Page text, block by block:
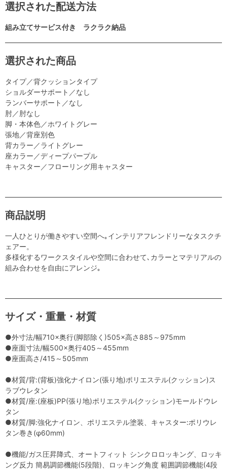
選択された配送方法
組み立てサービス付き ラクラク納品
選択された商品
タイプ／背クッションタイプ
ショルダーサポート／なし
ランバーサポート／なし
肘／肘なし
脚・本体色／ホワイトグレー
張地／背座別色
背カラー／ライトグレー
座カラー／ディープパープル
キャスター／フローリング用キャスター
商品説明
一人ひとりが働きやすい空間へ｡インテリアフレンドリーなタスクチ
ェアー。
多様化するワークスタイルや空間に合わせて､カラーとマテリアルの
組み合わせを自由にアレンジ｡
サイズ・重量・材質
●外寸法/幅710×奥行(脚部除く)505×高さ885～975mm
●座面寸法/幅500×奥行405～455mm
●座面高さ/415～505mm
●材質/背:(背板)強化ナイロン(張り地)ポリエステル(クッション)ス
ラブウレタン
●材質/座:(座板)PP(張り地)ポリエステル(クッション)モールドウレ
タン
●材質/脚:強化ナイロン、ポリエステル塗装、キャスター:ポリウレ
タン巻き(φ60mm)
●機能/ガス圧昇降式、オートフィット シンクロロッキング、ロッキ
ング反力 簡易調節機能(5段階)、ロッキング角度 範囲調節機能(4段